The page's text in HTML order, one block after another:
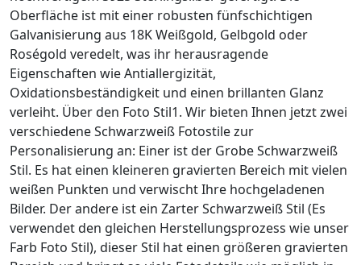
Oberfläche ist mit einer robusten fünfschichtigen
Galvanisierung aus 18K Weißgold, Gelbgold oder
Roségold veredelt, was ihr herausragende
Eigenschaften wie Antiallergizität,
Oxidationsbeständigkeit und einen brillanten Glanz
verleiht. Über den Foto Stil1. Wir bieten Ihnen jetzt zwei
verschiedene Schwarzweiß Fotostile zur
Personalisierung an: Einer ist der Grobe Schwarzweiß
Stil. Es hat einen kleineren gravierten Bereich mit vielen
weißen Punkten und verwischt Ihre hochgeladenen
Bilder. Der andere ist ein Zarter Schwarzweiß Stil (Es
verwendet den gleichen Herstellungsprozess wie unser
Farb Foto Stil), dieser Stil hat einen größeren gravierten